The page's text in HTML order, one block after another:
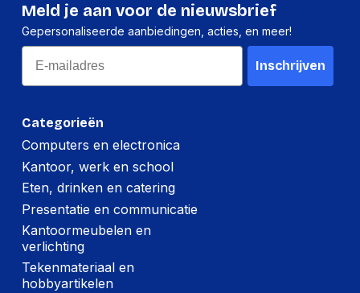
Netvoeding
90 W
Geheugen kanaal
Dubbelkanaals
Geheugen slots type
Aantal geheugenslots2
Ondersteunde
geheugen types
DDR5-SDRAM
clock speeds
Maximum intern
geheugen
Categorieën
Computers en electronica
Kantoor, werk en school
Eten, drinken en catering
Presentatie en communicatie
Kantoormeubelen en
verlichting
Tekenmateriaal en
hobbyartikelen
Meld je aan voor de nieuwsbrief
Gepersonaliseerde aanbiedingen, acties, en meer!
Email
Inschrijven